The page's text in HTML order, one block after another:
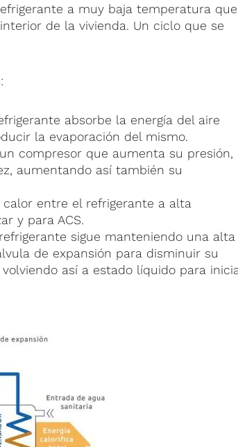
a muy baja temperatura que
de la vivienda. Un ciclo que se
absorbe la energía del aire
la evaporación del mismo.
compresor que aumenta su presión,
aumentando así también su
entre el refrigerante a alta
y para ACS.
sigue manteniendo una alta
de expansión para disminuir su
así a estado líquido para